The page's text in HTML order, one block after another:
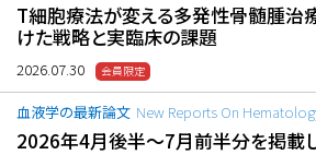
T細胞療法が変える多発性骨髄腫
けた戦略と実臨床の課題
2026.07.30
血液学の最新論文 New Reports On
2026年4月後半〜7月前半分を掲載